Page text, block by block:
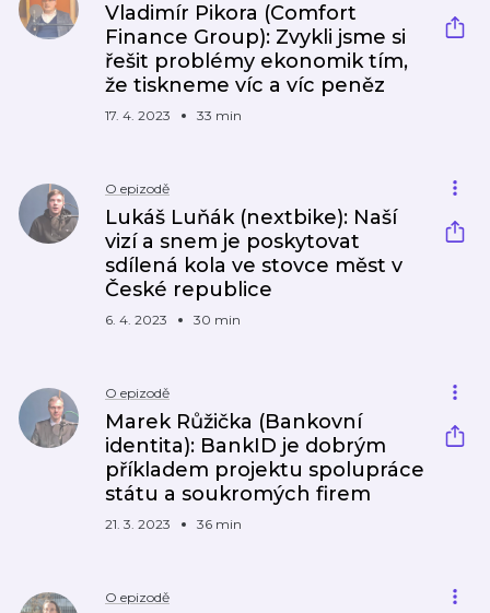
Vladimír Pikora (Comfort
Finance Group): Zvykli jsme si
řešit problémy ekonomik tím,
že tiskneme víc a víc peněz
17. 4. 2023 33 min
O epizodě
Lukáš Luňák (nextbike): Naší
vizí a snem je poskytovat
sdílená kola ve stovce měst v
České republice
6. 4. 2023 30 min
O epizodě
Marek Růžička (Bankovní
identita): BankID je dobrým
příkladem projektu spolupráce
státu a soukromých firem
21. 3. 2023 36 min
O epizodě